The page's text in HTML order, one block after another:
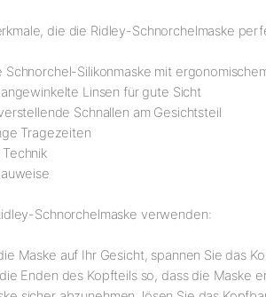
die die Ridley-Schnorchelmaske
Silikonmaske mit
Linsen für gute Sicht
Schnallen am Gesichtsteil
Tragezeiten
Schnorchelmaske verwenden:
Maske auf Ihr Gesicht, spannen Sie das
Enden des Kopfteils so, dass die Maske